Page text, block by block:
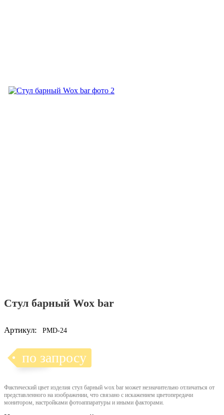
Стул барный Wox bar
Артикул: PMD-24
по запросу
Фактический цвет изделия стул барный wox bar может незначительно отличаться от
представленного на изображении, что связано с искажением цветопередачи
монитором, настройками фотоаппаратуры и иными факторами.